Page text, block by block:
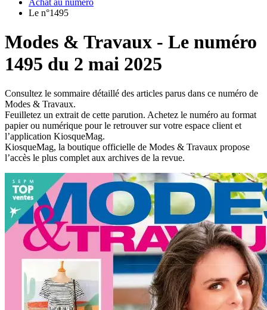
Achat au numéro
Le n°1495
Modes & Travaux - Le numéro
1495 du 2 mai 2025
Consultez le sommaire détaillé des articles parus dans ce numéro de
Modes & Travaux.
Feuilletez un extrait de cette parution. Achetez le numéro au format
papier ou numérique pour le retrouver sur votre espace client et
l’application KiosqueMag.
KiosqueMag, la boutique officielle de Modes & Travaux propose
l’accès le plus complet aux archives de la revue.